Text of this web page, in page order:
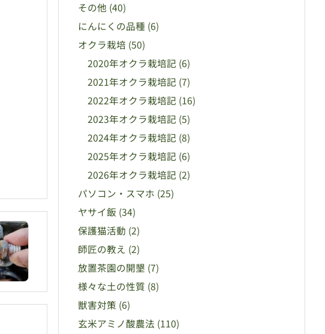
その他 (40)
にんにくの品種 (6)
オクラ栽培 (50)
2020年オクラ栽培記 (6)
2021年オクラ栽培記 (7)
2022年オクラ栽培記 (16)
2023年オクラ栽培記 (5)
2024年オクラ栽培記 (8)
2025年オクラ栽培記 (6)
2026年オクラ栽培記 (2)
パソコン・スマホ (25)
ヤサイ飯 (34)
保護猫活動 (2)
師匠の教え (2)
放置茶園の開墾 (7)
様々な土の性質 (8)
獣害対策 (6)
玄米アミノ酸農法 (110)